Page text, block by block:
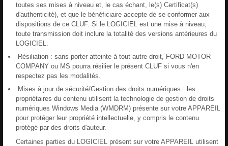
toutes ses mises à niveau et, le cas échant, le(s) Certificat(s)
d'authenticité), et que le bénéficiaire accepte de se conformer aux
dispositions de ce CLUF. Si le LOGICIEL est une mise à niveau,
toute transmission doit inclure la totalité des versions antérieures du
LOGICIEL.
Résiliation : sans porter atteinte à tout autre droit, FORD MOTOR
COMPANY ou MS pourra résilier le présent CLUF si vous n'en
respectez pas les modalités.
Mises à jour de sécurité/Gestion des droits numériques : les
propriétaires du contenu utilisent la technologie de gestion de droits
numériques Windows Media (WMDRM) présente sur votre APPAREIL
pour protéger leur propriété intellectuelle, y compris le contenu
protégé par des droits d'auteur.
Certaines parties du LOGICIEL présent sur votre APPAREIL utilisent